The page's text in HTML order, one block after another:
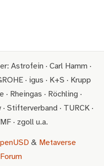
Astrofein · Carl Hamm ·
· igus · K+S · Krupp
Rheingas · Röchling ·
Stifterverband · TURCK ·
· zgoll u.a.
& Metaverse